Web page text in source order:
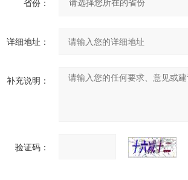
省份：
详细地址：
补充说明：
验证码：